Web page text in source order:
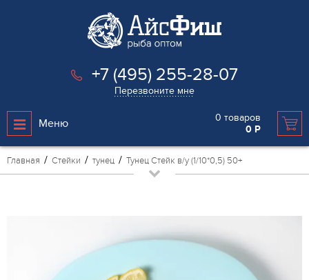
+7 (495) 255-28-07
Перезвоните мне
Меню 0 товаров
0 Р
Главная Стейки тунец Тунец Стейк в/у (1/10*0,5) 50+